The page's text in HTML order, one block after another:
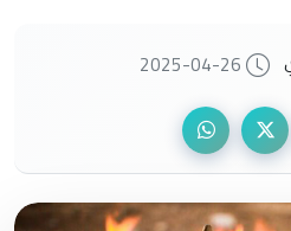
2025-04-26